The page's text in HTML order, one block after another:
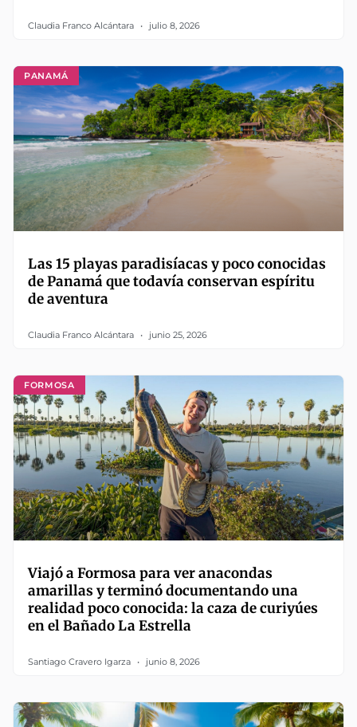
Claudia Franco Alcántara julio 8, 2026
PANAMÁ
Las 15 playas paradisíacas y poco conocidas
de Panamá que todavía conservan espíritu
de aventura
Claudia Franco Alcántara junio 25, 2026
FORMOSA
Viajó a Formosa para ver anacondas
amarillas y terminó documentando una
realidad poco conocida: la caza de curiyúes
en el Bañado La Estrella
Santiago Cravero Igarza junio 8, 2026